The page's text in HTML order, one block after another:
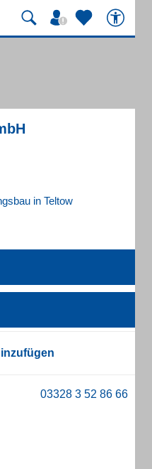
in Teltow